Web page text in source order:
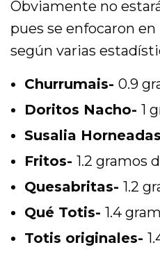
Obviamente no
pues se enfocaron
según varias
Churrumais- 0.9
Doritos Nacho- 1
Susalia
Fritos- 1.2 gramos
Quesabritas- 1.2
Qué Totis- 1.4
Totis originales-